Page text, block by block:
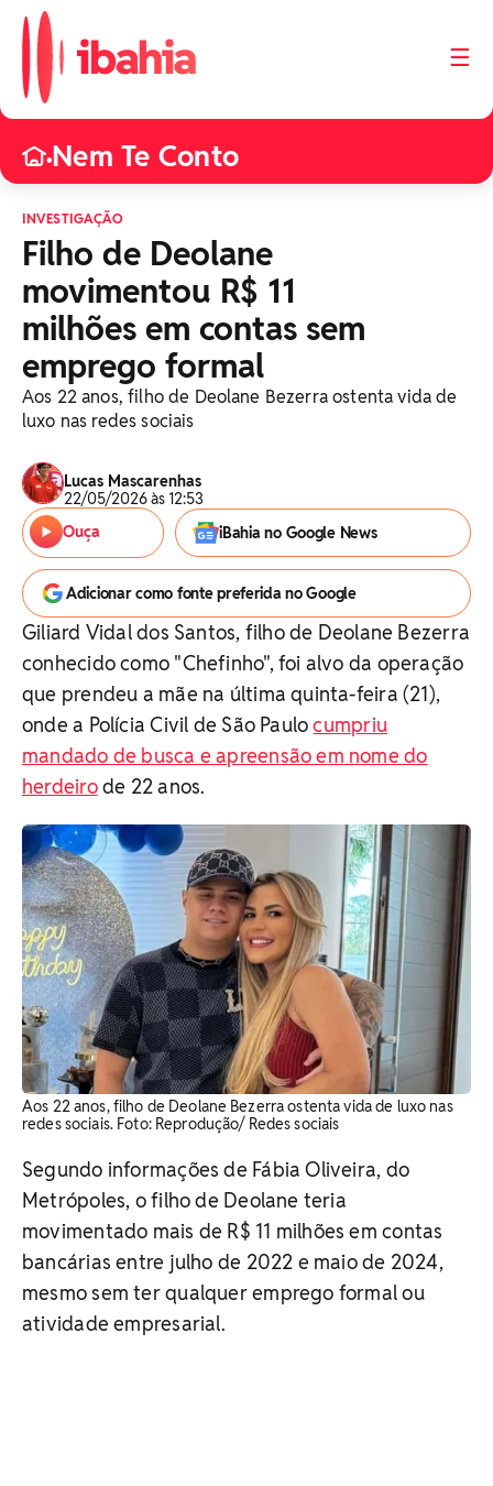
☰
•Nem Te Conto
INVESTIGAÇÃO
Filho de Deolane
movimentou R$ 11
milhões em contas sem
emprego formal
Aos 22 anos, filho de Deolane Bezerra ostenta vida de
luxo nas redes sociais
Lucas Mascarenhas
22/05/2026 às 12:53
Ouça
iBahia no Google News
Adicionar como fonte preferida no Google
Giliard Vidal dos Santos, filho de Deolane Bezerra
conhecido como "Chefinho", foi alvo da operação
que prendeu a mãe na última quinta-feira (21),
onde a Polícia Civil de São Paulocumpriu
mandado de busca e apreensão em nome do
herdeirode 22 anos.
Aos 22 anos, filho de Deolane Bezerra ostenta vida de luxo nas
redes sociais. Foto: Reprodução/ Redes sociais
Segundo informações de Fábia Oliveira, do
Metrópoles, o filho de Deolane teria
movimentado mais de R$ 11 milhões em contas
bancárias entre julho de 2022 e maio de 2024,
mesmo sem ter qualquer emprego formal ou
atividade empresarial.